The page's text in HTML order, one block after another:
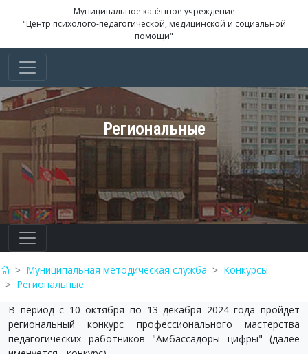
Муниципальное казённое учреждение
"Центр психолого-педагогической, медицинской и социальной
помощи"
Региональные
Муниципальная методическая служба
Конкурсы
Региональные
В период с 10 октября по 13 декабря 2024 года пройдёт
региональный конкурс профессионального мастерства
педагогических работников "Амбассадоры цифры" (далее